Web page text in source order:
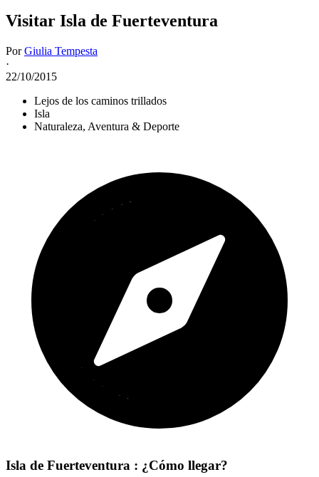
Visitar Isla de Fuerteventura
PorGiulia Tempesta
·
22/10/2015
Lejos de los caminos trillados
Isla
Naturaleza, Aventura & Deporte
Isla de Fuerteventura : ¿Cómo llegar?